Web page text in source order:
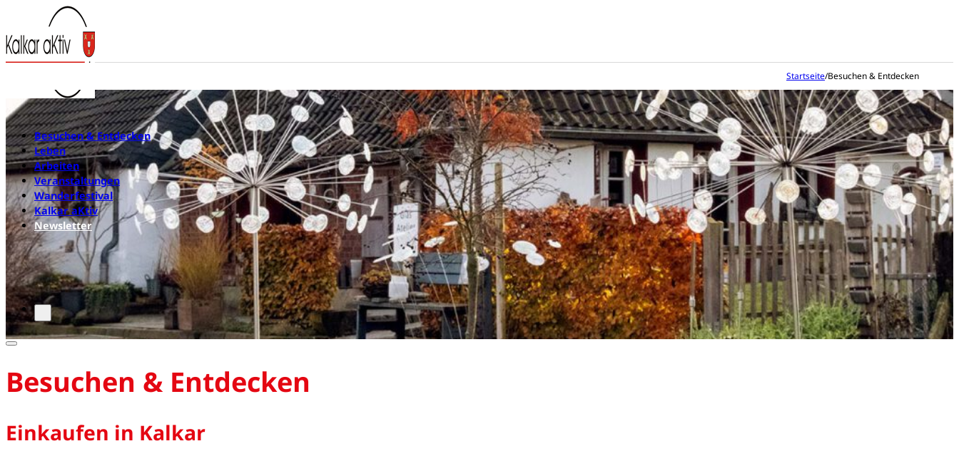
Besuchen & Entdecken
Leben
Arbeiten
Veranstaltungen
Wanderfestival
Kalkar aKtiv
Newsletter
Startseite/Besuchen & Entdecken
Besuchen & Entdecken
Einkaufen in Kalkar